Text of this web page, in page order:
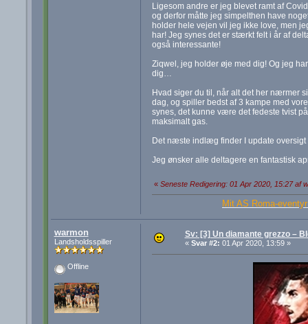
Ligesom andre er jeg blevet ramt af
og derfor måtte jeg simpelthen have
holder hele vejen vil jeg ikke love, men
har! Jeg synes det er stærkt felt i år af
også interessante!
Ziqwel, jeg holder øje med dig! Og jeg
dig…
Hvad siger du til, når alt det her nærmer
dag, og spiller bedst af 3 kampe med
synes, det kunne være det fedeste tvist
maksimalt gas.
Det næste indlæg finder I update
Jeg ønsker alle deltagere en fantastisk
« Seneste Redigering: 01 Apr 2020, 15:27 af
Mit AS Roma-
warmon
Landsholdsspiller
Offline
Sv: [3] Un diamante grezzo –
« Svar #2: 01 Apr 2020, 13:59 »